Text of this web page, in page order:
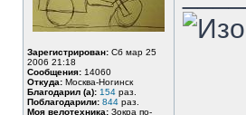
Зарегистрирован: Сб мар 25
2006 21:18
Сообщения: 14060
Откуда: Москва-Ногинск
Благодарил (а): 154 раз.
Поблагодарили: 844 раз.
Моя велотехника: Зокра по-